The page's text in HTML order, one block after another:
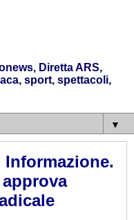
Diretta ARS,
sport, spettacoli,
▼